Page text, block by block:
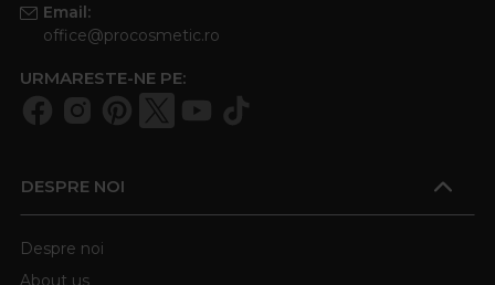
Email:
office@procosmetic.ro
URMARESTE-NE PE:
DESPRE NOI
Despre noi
About us